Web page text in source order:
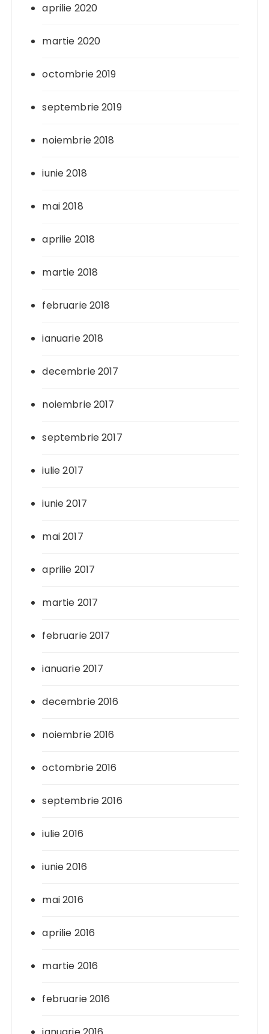
aprilie 2020
martie 2020
octombrie 2019
septembrie 2019
noiembrie 2018
iunie 2018
mai 2018
aprilie 2018
martie 2018
februarie 2018
ianuarie 2018
decembrie 2017
noiembrie 2017
septembrie 2017
iulie 2017
iunie 2017
mai 2017
aprilie 2017
martie 2017
februarie 2017
ianuarie 2017
decembrie 2016
noiembrie 2016
octombrie 2016
septembrie 2016
iulie 2016
iunie 2016
mai 2016
aprilie 2016
martie 2016
februarie 2016